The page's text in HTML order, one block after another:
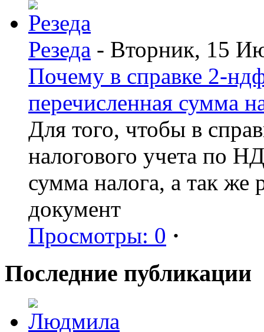
Резеда - Вторник, 15
Почему в справке 2-
перечисленная сумма
Для того, чтобы в
налогового учета по
сумма налога, а так же
документ
Просмотры: 0 ·
Последние публикации